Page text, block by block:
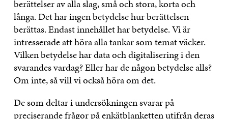
berättelser av alla slag, små och stora, korta och
långa. Det har ingen betydelse hur berättelsen
berättas. Endast innehållet har betydelse. Vi är
intresserade att höra alla tankar som temat väcker.
Vilken betydelse har data och digitalisering i den
svarandes vardag? Eller har de någon betydelse alls?
Om inte, så vill vi också höra om det.
De som deltar i undersökningen svarar på
preciserande frågor på enkätblanketten utifrån deras